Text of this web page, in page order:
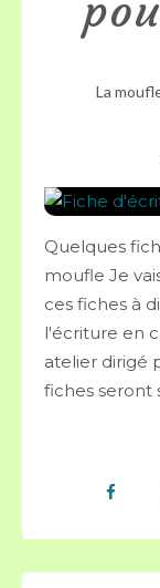
La
Quelques
moufle Je
ces fiches à
l'écriture en
atelier dirigé
fiches seront